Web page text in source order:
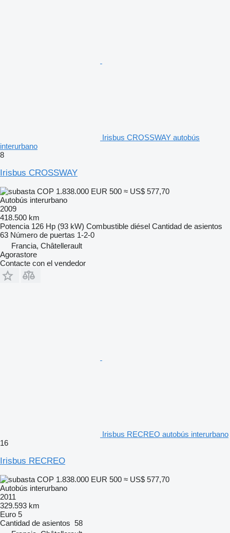
Irisbus CROSSWAY autobús
interurbano
8
Irisbus CROSSWAY
COP 1.838.000 EUR 500 ≈ US$ 577,70
Autobús interurbano
2009
418.500 km
Potencia 126 Hp (93 kW) Combustible diésel Cantidad de asientos
63 Número de puertas 1-2-0
Francia, Châtellerault
Agorastore
Contacte con el vendedor
Irisbus RECREO autobús interurbano
16
Irisbus RECREO
COP 1.838.000 EUR 500 ≈ US$ 577,70
Autobús interurbano
2011
329.593 km
Euro 5
Cantidad de asientos 58